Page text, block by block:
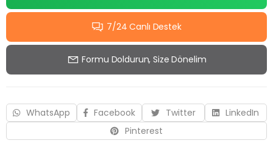
7/24 Canlı Destek
Formu Doldurun, Size Dönelim
WhatsApp Facebook Twitter
LinkedIn
Pinterest